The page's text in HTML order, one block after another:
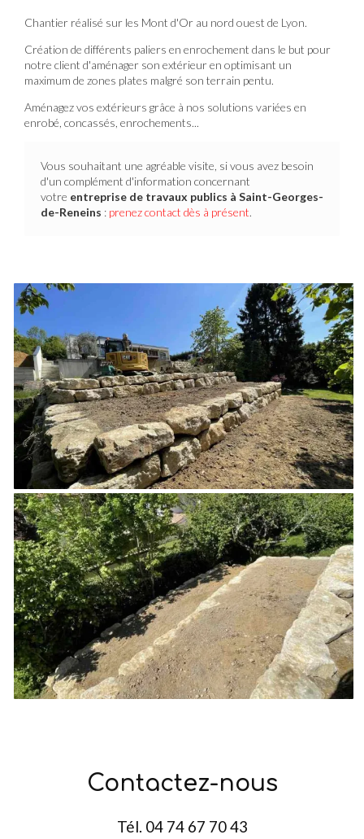
Chantier réalisé sur les Mont d'Or au nord ouest de Lyon.
Création de différents paliers en enrochement dans le but pour
notre client d'aménager son extérieur en optimisant un
maximum de zones plates malgré son terrain pentu.
Aménagez vos extérieurs grâce à nos solutions variées en
enrobé, concassés, enrochements...
Vous souhaitant une agréable visite, si vous avez besoin
d'un complément d'information concernant
votre entreprise de travaux publics à Saint-Georges-
de-Reneins : prenez contact dès à présent.
Contactez-nous
Tél. 04 74 67 70 43